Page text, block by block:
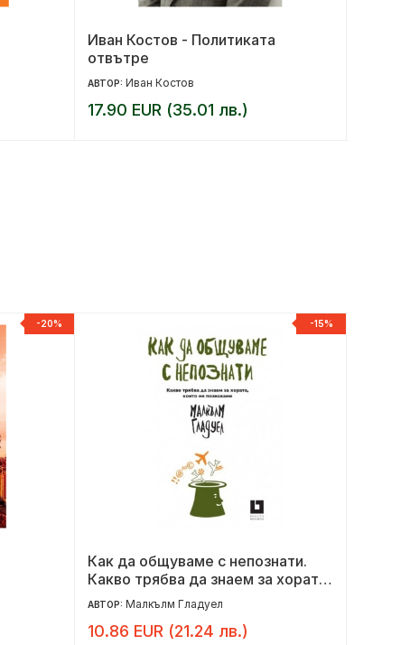
Иван Костов - Политиката
отвътре
АВТОР: Иван Костов
17.90 EUR (35.01 лв.)
-20% -15%
Как да общуваме с непознати.
Какво трябва да знаем за хората,
които не познаваме
АВТОР: Малкълм Гладуел
10.86 EUR (21.24 лв.)